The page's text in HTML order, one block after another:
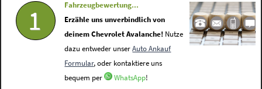
1
Fahrzeugbewertung...
Erzähle uns unverbindlich von
deinem Chevrolet Avalanche! Nutze
dazu entweder unserAuto Ankauf
Formular, oder kontaktiere uns
bequem per
WhatsApp!